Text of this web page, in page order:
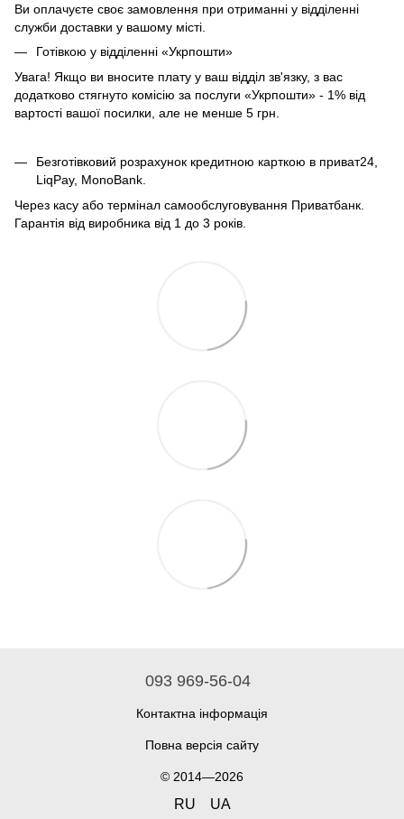
Ви оплачуєте своє замовлення при отриманні у відділенні
служби доставки у вашому місті.
Готівкою у відділенні «Укрпошти»
Увага! Якщо ви вносите плату у ваш відділ зв'язку, з вас
додатково стягнуто комісію за послуги «Укрпошти» - 1% від
вартості вашої посилки, але не менше 5 грн.
Безготівковий розрахунок кредитною карткою в приват24,
LiqPay, MonoBank.
Через касу або термінал самообслуговування Приватбанк.
Гарантія від виробника від 1 до 3 років.
093 969-56-04
Контактна інформація
Повна версія сайту
© 2014—2026
RU UA